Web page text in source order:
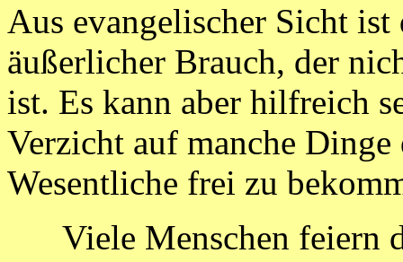
Aus evangelischer Sicht ist
äußerlicher Brauch, der
ist. Es kann aber hilfreich
Verzicht auf manche
Wesentliche frei zu
Viele Menschen feiern